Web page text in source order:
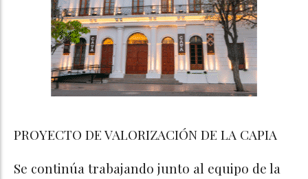
PROYECTO DE VALORIZACIÓN DE LA CAPIA
Se continúa trabajando junto al equipo de la